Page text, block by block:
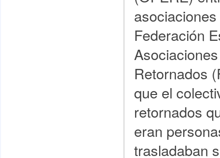
Federación
Retornados
que el
retornados
eran
trasladaban